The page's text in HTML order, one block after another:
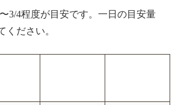
3/4程度が目安です。一日の目安量
ください。